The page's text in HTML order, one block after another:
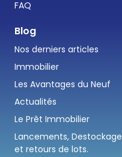
FAQ
Blog
Nos derniers articles
Immobilier
Les Avantages du Neuf
Actualités
Le Prêt Immobilier
Lancements, Destockage
et retours de lots.